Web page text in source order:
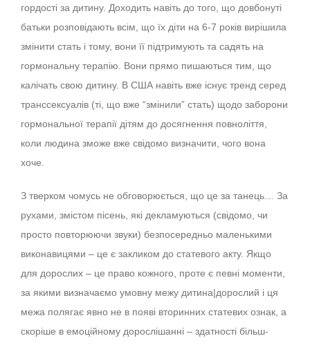
гордості за дитину. Доходить навіть до того, що довбонуті
батьки розповідають всім, що їх діти на 6-7 років вирішила
змінити стать і тому, вони її підтримують та садять на
гормональну терапію. Вони прямо пишаються тим, що
калічать свою дитину. В США навіть вже існує тренд серед
транссексуалів (ті, що вже “змінили” стать) щодо заборони
гормональної терапії дітям до досягнення повноліття,
коли людина зможе вже свідомо визначити, чого вона
хоче.
З тверком чомусь не обговорюється, що це за танець… За
рухами, змістом пісень, які декламуються (свідомо, чи
просто повторюючи звуки) безпосередньо маленькими
виконавицями – це є закликом до статевого акту. Якщо
для дорослих – це право кожного, проте є певні моменти,
за якими визначаємо умовну межу дитина|дорослий і ця
межа полягає явно не в появі вторинних статевих ознак, а
скоріше в емоційному дорослішанні – здатності більш-